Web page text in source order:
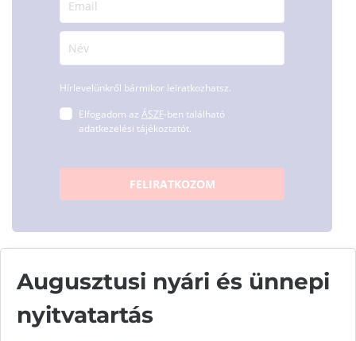
Hírlevelünkről bármikor leiratkozhatsz.
Elfogadom az ÁSZF-ben található
adatkezelési tájékoztatót.
FELIRATKOZOM
Vásárolj nálunk!
Augusztusi nyári és ünnepi
nyitvatartás